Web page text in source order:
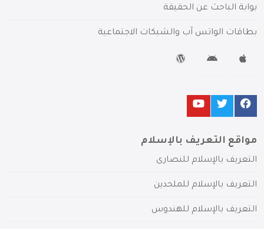
بوابة الباحث عن الحقيقة
بطاقات الواتس آب والشبكات الاجتماعية
مواقع التعريف بالإسلام
التعريف بالإسلام للنصارى
التعريف بالإسلام للملحدين
التعريف بالإسلام للهندوس